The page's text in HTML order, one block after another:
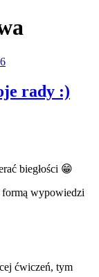
rady :)
biegłości 😁
formą wypowiedzi
ćwiczeń, tym